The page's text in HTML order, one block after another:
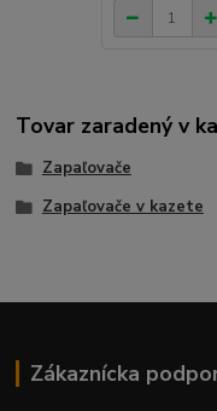
Tovar zaradený v
Zapaľovače
Zapaľovače v kazete
Zákaznícka